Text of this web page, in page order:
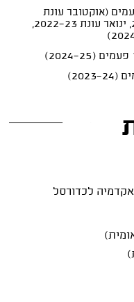
(אוקטובר עונת
2021-22, דצמבר עונת 2021-22, ינואר עונת 2022-23,
לכדורסל